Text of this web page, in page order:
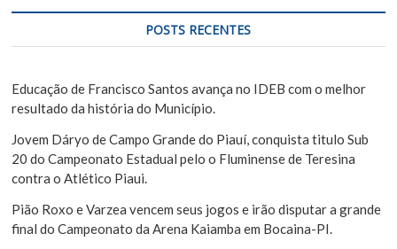
d
e
P
o
s
t
q
i
a
POSTS RECENTES
Educação de Francisco Santos avança no IDEB com o melhor
resultado da história do Município.
Jovem Dáryo de Campo Grande do Piauí, conquista titulo Sub
20 do Campeonato Estadual pelo o Fluminense de Teresina
contra o Atlético Piaui.
Pião Roxo e Varzea vencem seus jogos e irão disputar a grande
final do Campeonato da Arena Kaiamba em Bocaina-PI.